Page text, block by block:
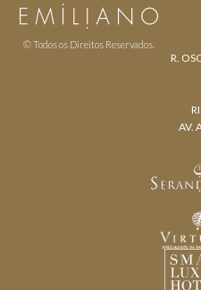
© Todos os Direitos Reservados.
R.
AV.